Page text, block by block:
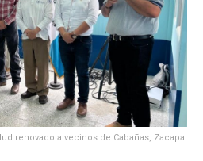
renovado a vecinos de Cabañas, Zacapa.